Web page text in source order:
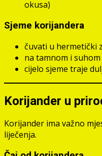
okusa)
Sjeme korijandera
čuvati u hermetički
na tamnom i
cijelo sjeme traje
Korijander u
Korijander ima važno
liječenja.